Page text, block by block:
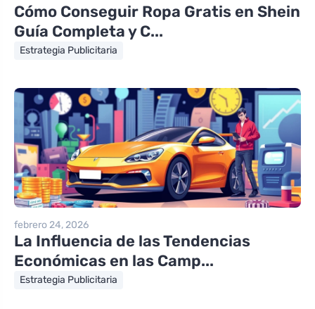
Cómo Conseguir Ropa Gratis en Shein
Guía Completa y C...
Estrategia Publicitaria
febrero 24, 2026
La Influencia de las Tendencias
Económicas en las Camp...
Estrategia Publicitaria